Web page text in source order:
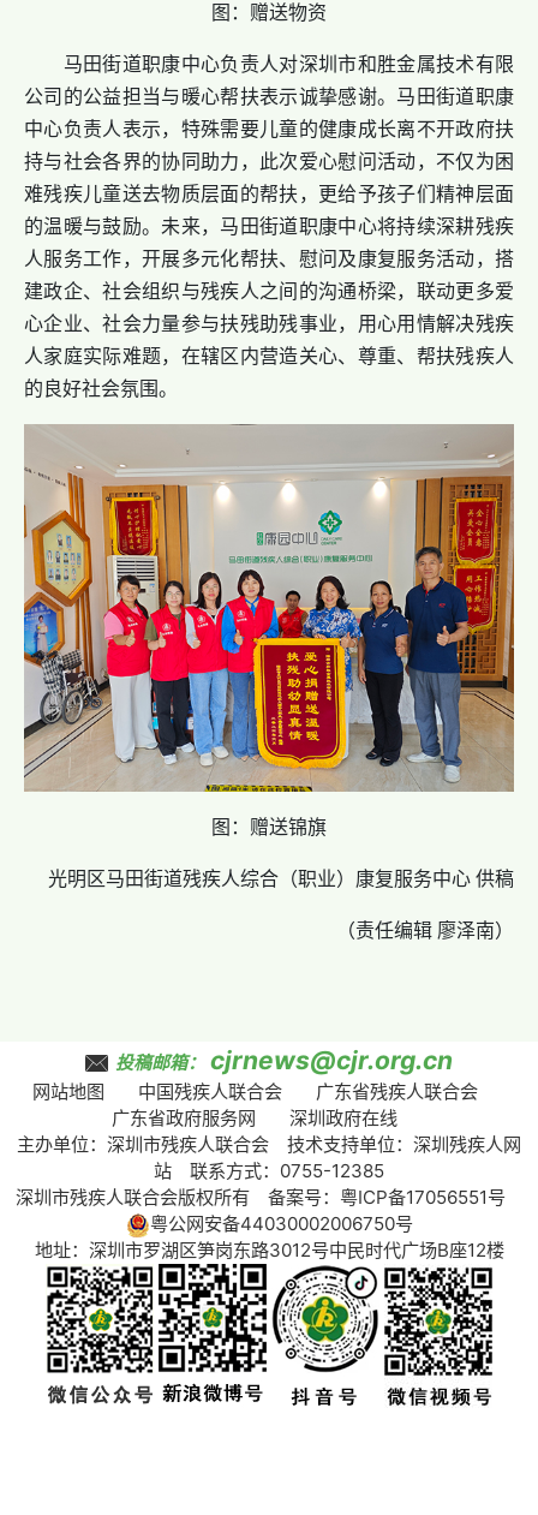
图：赠送物资
马田街道职康中心负责人对深圳市和胜金属技术有限
公司的公益担当与暖心帮扶表示诚挚感谢。 马田街道职康
中心负责人表示，特殊需要儿童的健康成长离不开政府扶
持与社会各界的协同助力，此次爱心慰问活动，不仅为困
难残疾儿童送去物质层面的帮扶，更给予孩子们精神层面
的温暖与鼓励。未来， 马田街道职康中心将持续深耕残疾
人服务工作，开展多元化帮扶、慰问及康复服务活动，搭
建政企、社会组织与残疾人之间的沟通桥梁，联动更多爱
心企业、社会力量参与扶残助残事业，用心用情解决残疾
人家庭实际难题，在辖区内营造关心、尊重、帮扶残疾人
的良好社会氛围。
图：赠送锦旗
光明区马田街道残疾人综合（职业）康复服务中心 供稿
（责任编辑 廖泽南）
投稿邮箱： cjrnews@cjr.org.cn
网站地图 中国残疾人联合会
广东省残疾人联合会
广东省政府服务网
深圳政府在线
主办单位：深圳市残疾人联合会 技术支持单位：深圳残疾人网
站 联系方式：0755-12385
深圳市残疾人联合会版权所有 备案号： 粤ICP备17056551号
粤公网安备44030002006750号
地址：深圳市罗湖区笋岗东路3012号中民时代广场B座12楼